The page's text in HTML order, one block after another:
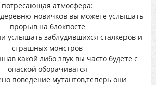
потресающая атмосфера:
новичков вы можете услышать
прорыв на блокпосте
услышать заблудившихся сталкеров и
страшных монстров
какой либо звук вы часто будете с
опаской оборачиватся
поведение мутантов,теперь они